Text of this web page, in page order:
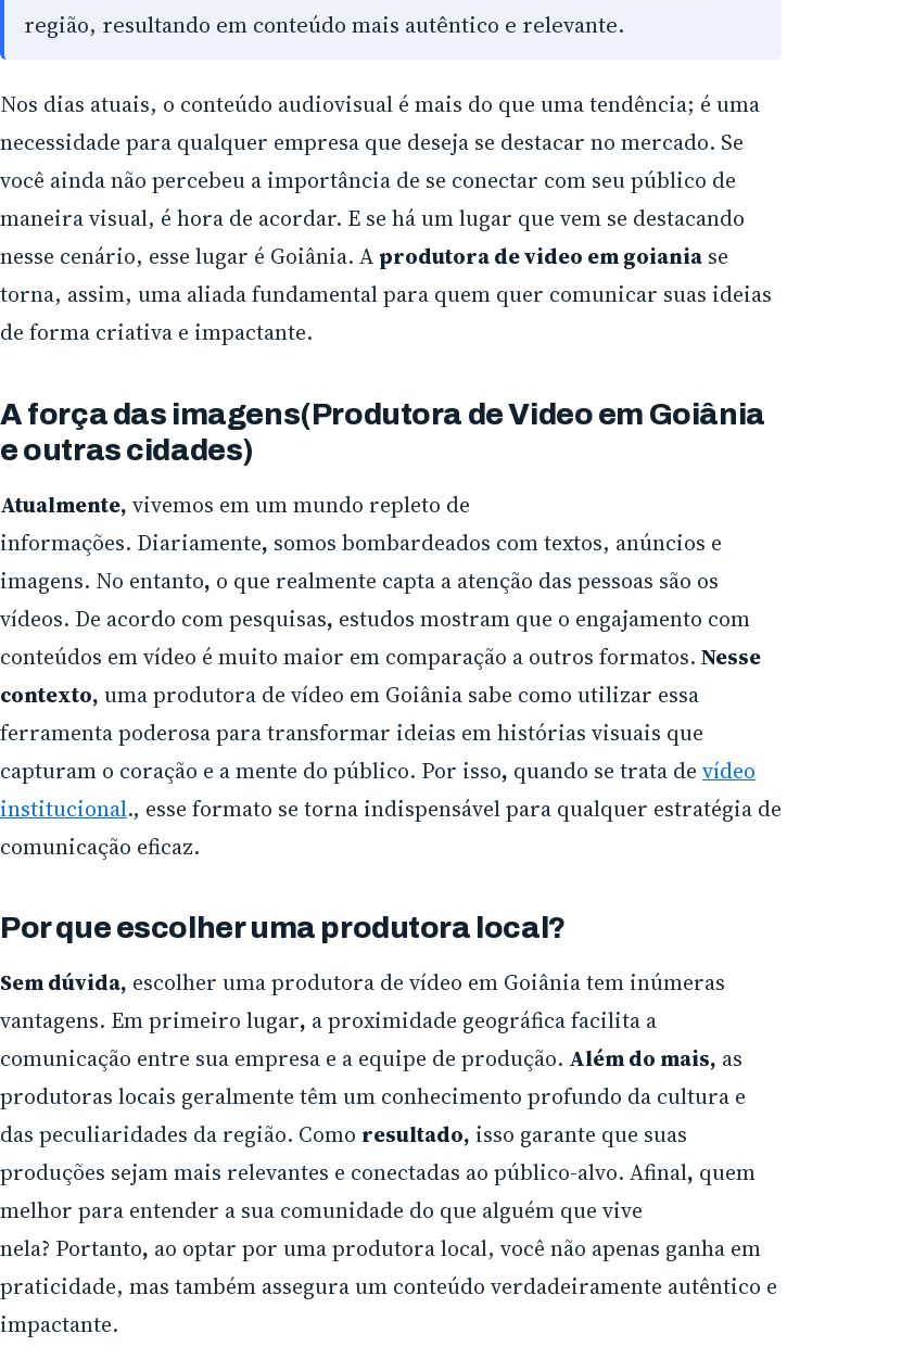
região, resultando em conteúdo mais autêntico e relevante.
Nos dias atuais, o conteúdo audiovisual é mais do que uma tendência; é uma
necessidade para qualquer empresa que deseja se destacar no mercado. Se
você ainda não percebeu a importância de se conectar com seu público de
maneira visual, é hora de acordar. E se há um lugar que vem se destacando
nesse cenário, esse lugar é Goiânia. A produtora de video em goiania se
torna, assim, uma aliada fundamental para quem quer comunicar suas ideias
de forma criativa e impactante.
A força das imagens(Produtora de Video em Goiânia
e outras cidades)
Atualmente, vivemos em um mundo repleto de
informações. Diariamente, somos bombardeados com textos, anúncios e
imagens. No entanto, o que realmente capta a atenção das pessoas são os
vídeos. De acordo com pesquisas, estudos mostram que o engajamento com
conteúdos em vídeo é muito maior em comparação a outros formatos. Nesse
contexto, uma produtora de vídeo em Goiânia sabe como utilizar essa
ferramenta poderosa para transformar ideias em histórias visuais que
capturam o coração e a mente do público. Por isso, quando se trata de vídeo
institucional., esse formato se torna indispensável para qualquer estratégia de
comunicação eficaz.
Por que escolher uma produtora local?
Sem dúvida, escolher uma produtora de vídeo em Goiânia tem inúmeras
vantagens. Em primeiro lugar, a proximidade geográfica facilita a
comunicação entre sua empresa e a equipe de produção. Além do mais, as
produtoras locais geralmente têm um conhecimento profundo da cultura e
das peculiaridades da região. Como resultado, isso garante que suas
produções sejam mais relevantes e conectadas ao público-alvo. Afinal, quem
melhor para entender a sua comunidade do que alguém que vive
nela? Portanto, ao optar por uma produtora local, você não apenas ganha em
praticidade, mas também assegura um conteúdo verdadeiramente autêntico e
impactante.